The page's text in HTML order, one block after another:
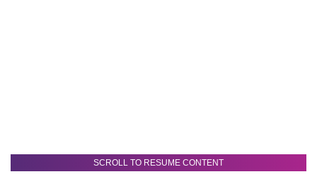
SCROLL TO RESUME CONTENT